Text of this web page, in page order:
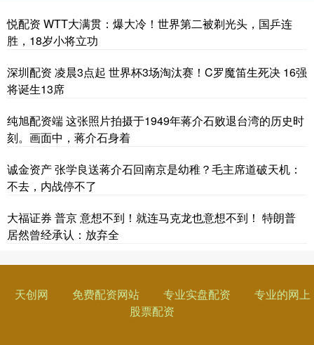
悦配资 WTT大满贯：爆大冷！世界第二被剃光头，国乒连
胜，18岁小将立功
深圳配资 凌晨3点起 世界杯3场淘汰赛！C罗魔笛生死决 16强
将诞生13席
纯旭配资端 这张照片拍摄于1949年蒋介石败退台湾的历史时
刻。画面中，蒋介石身着
诚金资产 张学良送蒋介石回南京是幼稚？毛主席道破天机：
不去，内战停不了
大福证券 普京 意想不到！就连马克龙也意想不到！ 特朗普
居然曾经承认：放弃全
天创网 免费配资网站 专业实盘配资
专业的网上
股票配资